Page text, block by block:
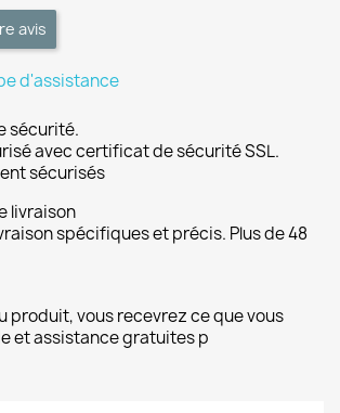
avis
d'assistance
sécurité.
avec certificat de sécurité SSL.
sécurisés
livraison
spécifiques et précis. Plus de 48
produit, vous recevrez ce que vous
et assistance gratuites p